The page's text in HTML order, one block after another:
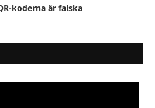
koderna är falska